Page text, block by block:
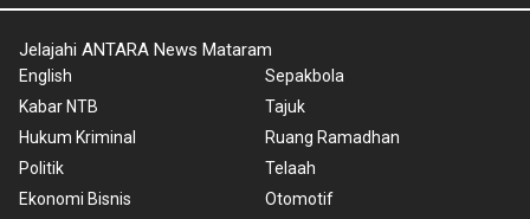
Jelajahi ANTARA News Mataram
English
Kabar NTB
Hukum Kriminal
Politik
Ekonomi Bisnis
Sepakbola
Tajuk
Ruang Ramadhan
Telaah
Otomotif